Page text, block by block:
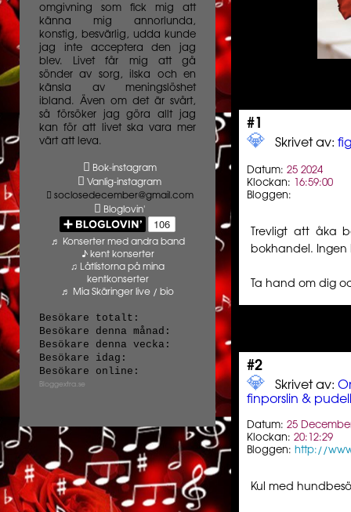
#1
💎️ ️️ Skrivet av:
Datum: 25 2024
Klockan:
16:59:00
Bloggen:
Trevligt att åka
bokhandel. Ingen
Ta hand om dig
#2
💎️ ️️ Skrivet av:
finporslin &
Datum: 25
Klockan: 20:12:29
Bloggen: http://
Kul med
omgivning som fick mig att
känna mig annorlunda,
konstig, besvärlig, udda kunde
jag inte acceptera den jag
blev. Livet får mig att gå
sönder av sorg, ilska och en
känsla av meningslöshet
ibland. Även om det är svårt,
så försöker jag göra allt jag
kan för att livet ska vara mer
värt att leva.
Bok-instagram
Vanlig-instagram
soclosedecember@gmail.com
Bloglovin'
♬ Konserter med andra band
♪ kent konserter
♫ Låtlistorna på mina
kentkonserter
♬ Mia Skäringer live / bio
Besökare totalt:
Besökare denna månad:
Besökare denna vecka:
Besökare idag:
Besökare online:
Bloggextra.se